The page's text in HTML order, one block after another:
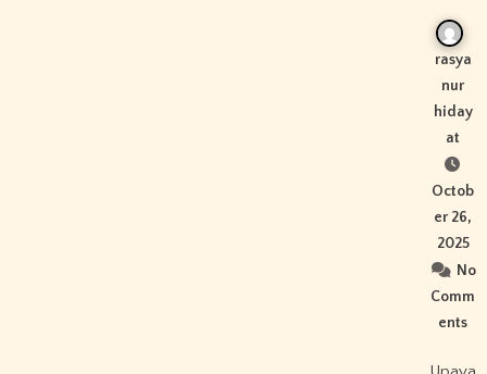
rasya
nur
hiday
at
Octob
er 26,
2025
No
Comm
ents